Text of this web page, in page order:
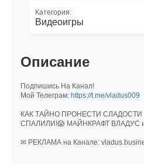
Категория:
Видеоигры
Описание
Подпишись На Канал!
Мой Телеграм: https://t.me/vladus009
КАК ТАЙНО ПРОНЕСТИ СЛАДОСТИ
СПАЛИЛИ!😱 МАЙНКРАФТ ВЛАДУС и
✉ РЕКЛАМА на Канале: